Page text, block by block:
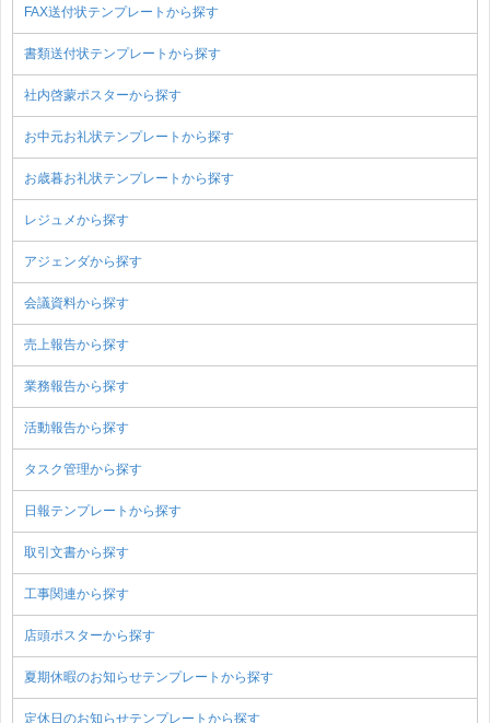
FAX送付状テンプレートから探す
書類送付状テンプレートから探す
社内啓蒙ポスターから探す
お中元お礼状テンプレートから探す
お歳暮お礼状テンプレートから探す
レジュメから探す
アジェンダから探す
会議資料から探す
売上報告から探す
業務報告から探す
活動報告から探す
タスク管理から探す
日報テンプレートから探す
取引文書から探す
工事関連から探す
店頭ポスターから探す
夏期休暇のお知らせテンプレートから探す
定休日のお知らせテンプレートから探す